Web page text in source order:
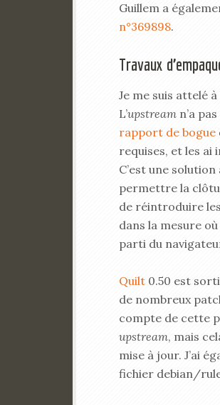
Guillem a
n°369898.
Travaux
Je me suis attelé
L’upstream n’a
rapport de bogue
requises, et les ai
C’est une
permettre la
de réintroduire
dans la mesure
parti du
Quilt 0.50 est
de nombreux
compte de cette
upstream, mais
mise à jour. J’ai
fichier debian/